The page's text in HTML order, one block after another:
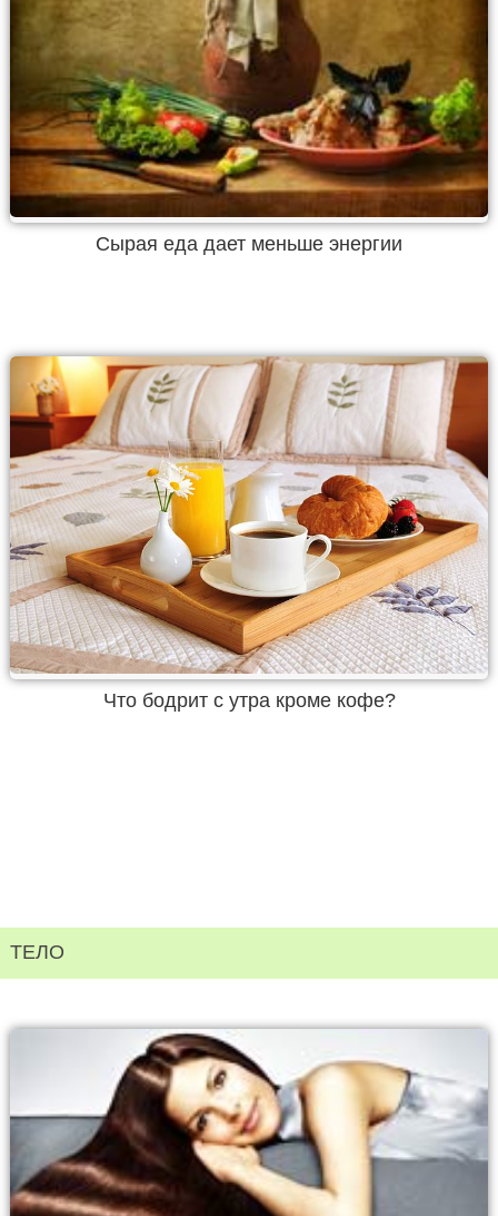
Сырая еда дает меньше энергии
Что бодрит с утра кроме кофе?
ТЕЛО